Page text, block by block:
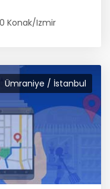
Konak/Izmir
Ümraniye / İstanbul